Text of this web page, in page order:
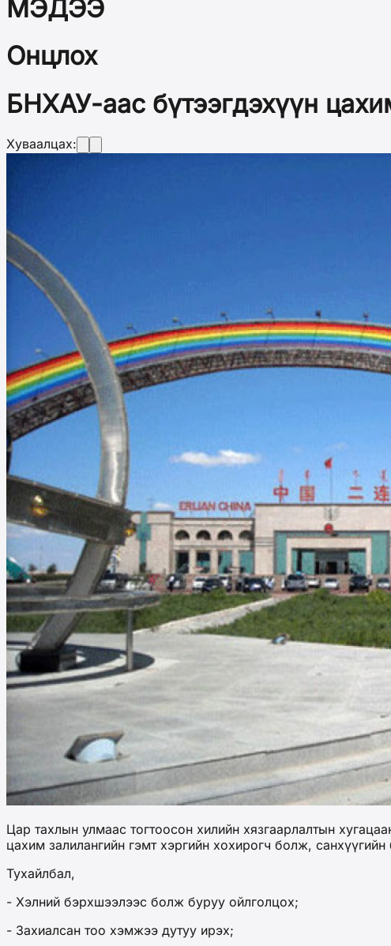
МЭДЭЭ
Онцлох
БНХАУ-аас бүтээгдэхүүн
Хуваалцах:
Цар тахлын улмаас тогтоосон хилийн хязгаарлалтын
цахим залилангийн гэмт хэргийн хохирогч болж,
Тухайлбал,
- Хэлний бэрхшээлээс болж буруу ойлголцох;
- Захиалсан тоо хэмжээ дутуу ирэх;